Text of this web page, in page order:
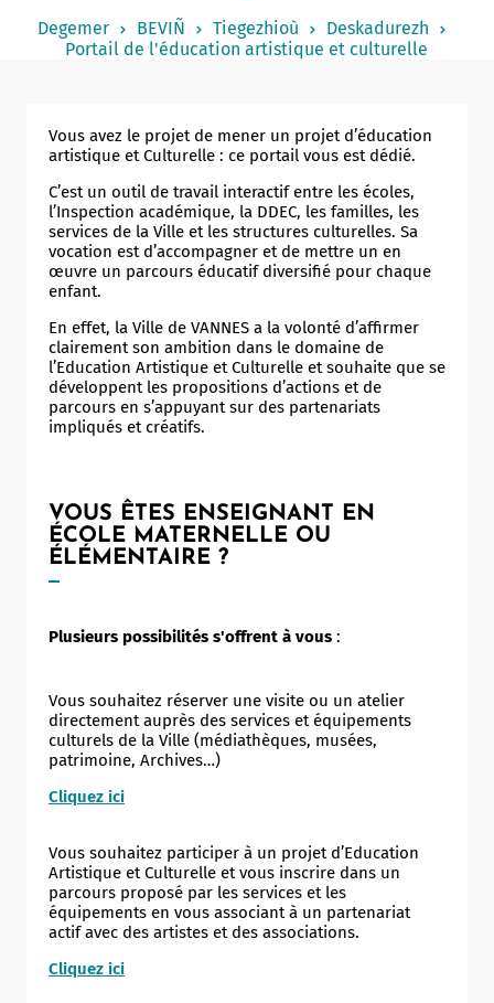
Un commerce
Degemer BEVIÑ Tiegezhioù
Deskadurezh
Portail de l'éducation artistique et culturelle
Vous avez le projet de mener un projet d’éducation
artistique et Culturelle : ce portail vous est dédié.
C’est un outil de travail interactif entre les écoles,
l’Inspection académique, la DDEC, les familles, les
services de la Ville et les structures culturelles. Sa
vocation est d’accompagner et de mettre un en
œuvre un parcours éducatif diversifié pour chaque
enfant.
En effet, la Ville de VANNES a la volonté d’affirmer
clairement son ambition dans le domaine de
l’Education Artistique et Culturelle et souhaite que se
développent les propositions d’actions et de
parcours en s’appuyant sur des partenariats
impliqués et créatifs.
VOUS ÊTES ENSEIGNANT EN
ÉCOLE MATERNELLE OU
ÉLÉMENTAIRE ?
Plusieurs possibilités s'offrent à vous :
Vous souhaitez réserver une visite ou un atelier
directement auprès des services et équipements
culturels de la Ville (médiathèques, musées,
patrimoine, Archives…)
Cliquez ici
Vous souhaitez participer à un projet d’Education
Artistique et Culturelle et vous inscrire dans un
parcours proposé par les services et les
équipements en vous associant à un partenariat
actif avec des artistes et des associations.
Cliquez ici